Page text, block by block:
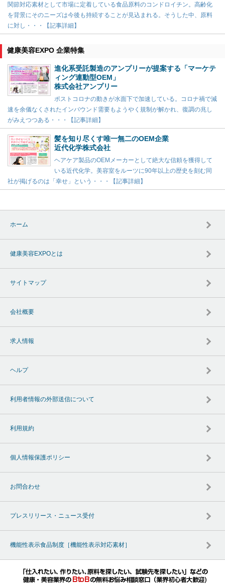
関節対応素材として市場に定着している食品原料のコンドロイチン。高齢化
を背景にそのニーズは今後も持続することが見込まれる。そうした中、原料
に対し・・・【記事詳細】
健康美容EXPO 企業特集
進化系受託製造のアンプリーが提案する「マーケテ
ィング連動型OEM」
株式会社アンプリー
ポストコロナの動きが水面下で加速している。コロナ禍で減
速を余儀なくされたインバウンド需要もようやく規制が解かれ、復調の兆し
がみえつつある・・・【記事詳細】
髪を知り尽くす唯一無二のOEM企業
近代化学株式会社
ヘアケア製品のOEMメーカーとして絶大な信頼を獲得して
いる近代化学。美容室をルーツに90年以上の歴史を刻む同
社が掲げるのは「幸せ」という・・・【記事詳細】
ホーム
健康美容EXPOとは
サイトマップ
会社概要
求人情報
ヘルプ
利用者情報の外部送信について
利用規約
個人情報保護ポリシー
お問合わせ
プレスリリース・ニュース受付
機能性表示食品制度［機能性表示対応素材］